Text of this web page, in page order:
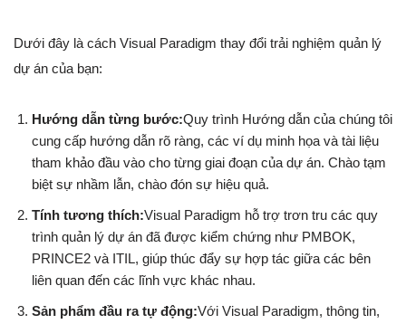
Dưới đây là cách Visual Paradigm thay đổi trải nghiệm quản lý
dự án của bạn:
Hướng dẫn từng bước:Quy trình Hướng dẫn của chúng tôi
cung cấp hướng dẫn rõ ràng, các ví dụ minh họa và tài liệu
tham khảo đầu vào cho từng giai đoạn của dự án. Chào tạm
biệt sự nhầm lẫn, chào đón sự hiệu quả.
Tính tương thích:Visual Paradigm hỗ trợ trơn tru các quy
trình quản lý dự án đã được kiểm chứng như PMBOK,
PRINCE2 và ITIL, giúp thúc đẩy sự hợp tác giữa các bên
liên quan đến các lĩnh vực khác nhau.
Sản phẩm đầu ra tự động:Với Visual Paradigm, thông tin,